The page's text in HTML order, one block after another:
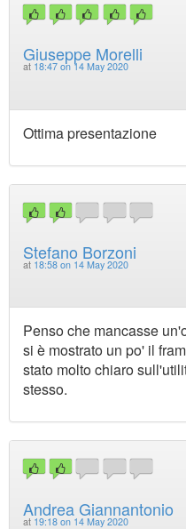
Giuseppe Morelli
at 18:47 on 14 May 2020
Ottima presentazione
Stefano Borzoni
at 18:58 on 14 May 2020
Penso che mancasse
si è mostrato un po' il
stato molto chiaro
stesso.
Andrea Giannantonio
at 19:18 on 14 May 2020